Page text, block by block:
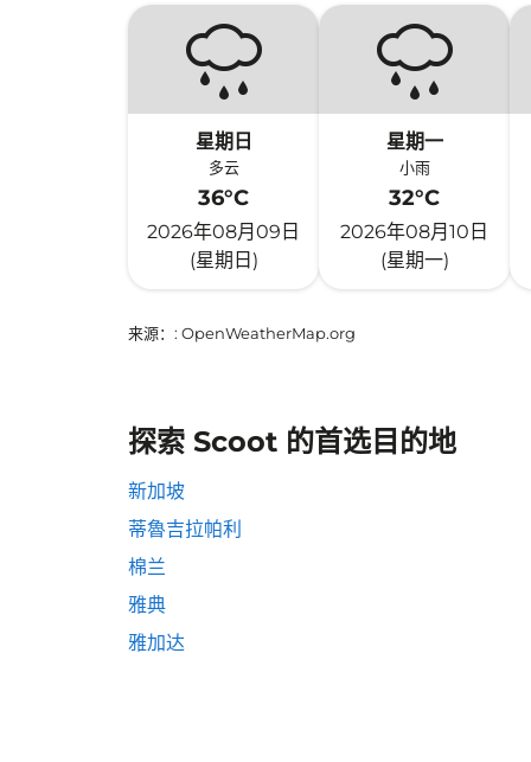
星期日
多云
36°C
2026年08月09日
(星期日)
星期一
小雨
32°C
2026年08月10日
(星期一)
来源： : OpenWeatherMap.org
探索 Scoot 的首选目的地
新加坡
蒂魯吉拉帕利
棉兰
雅典
雅加达